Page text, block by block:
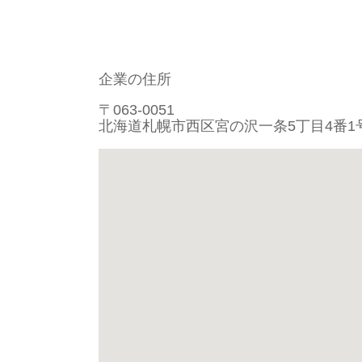
企業の住所
〒063-0051
北海道札幌市西区宮の沢一条5丁目4番1